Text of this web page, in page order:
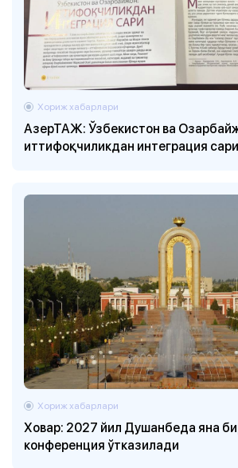
АзерТАЖ: Ўзбекистон ва
иттифоқчиликдан интеграция сари
Хориж хабарлари
Ховар: 2027 йил Душанбеда яна
конференция ўтказилади
Хориж хабарлари